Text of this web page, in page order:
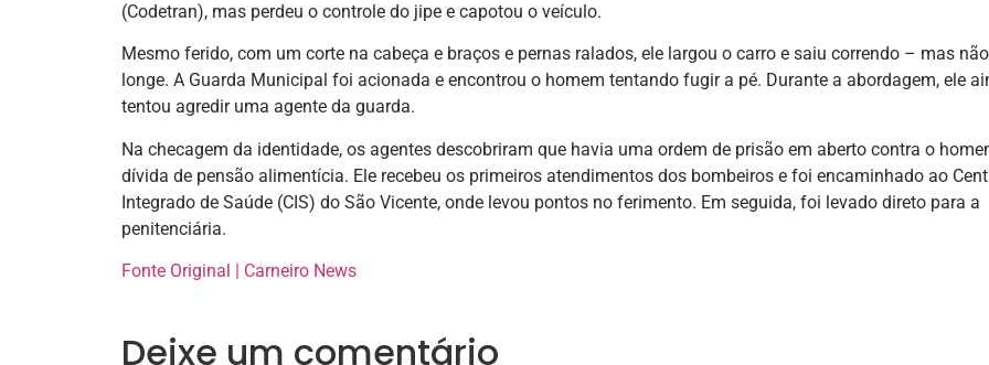
(Codetran), mas perdeu o controle do jipe e capotou o veículo.
Mesmo ferido, com um corte na cabeça e braços e pernas ralados, ele largou o carro e saiu correndo – mas
longe. A Guarda Municipal foi acionada e encontrou o homem tentando fugir a pé. Durante a abordagem, ele
tentou agredir uma agente da guarda.
Na checagem da identidade, os agentes descobriram que havia uma ordem de prisão em aberto contra o
dívida de pensão alimentícia. Ele recebeu os primeiros atendimentos dos bombeiros e foi encaminhado ao
Integrado de Saúde (CIS) do São Vicente, onde levou pontos no ferimento. Em seguida, foi levado direto para a
penitenciária.
Fonte Original | Carneiro News
Deixe um comentário